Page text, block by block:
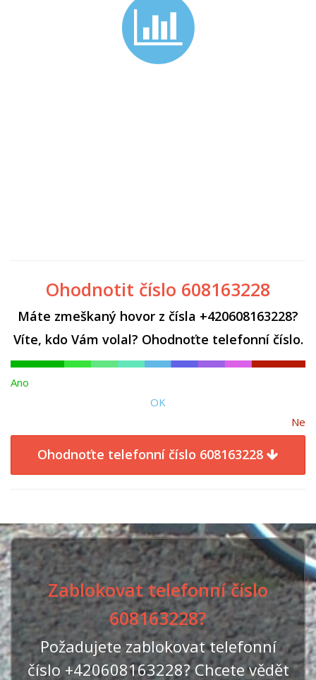
Ohodnotit číslo 608163228
Máte zmeškaný hovor z čísla +420608163228?
Víte, kdo Vám volal? Ohodnoťte telefonní číslo.
Ano
OK
Ne
Ohodnoťte telefonní číslo 608163228
Zablokovat telefonní číslo
608163228?
Požadujete zablokovat telefonní
číslo +420608163228? Chcete vědět